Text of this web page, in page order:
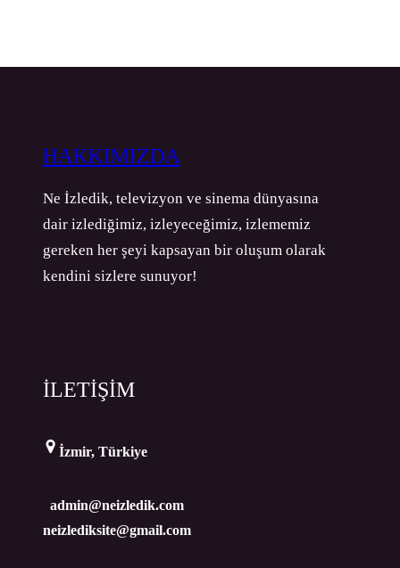
HAKKIMIZDA
Ne İzledik, televizyon ve sinema dünyasına
dair izlediğimiz, izleyeceğimiz, izlememiz
gereken her şeyi kapsayan bir oluşum olarak
kendini sizlere sunuyor!
İLETİŞİM
İzmir, Türkiye
admin@neizledik.com
neizlediksite@gmail.com